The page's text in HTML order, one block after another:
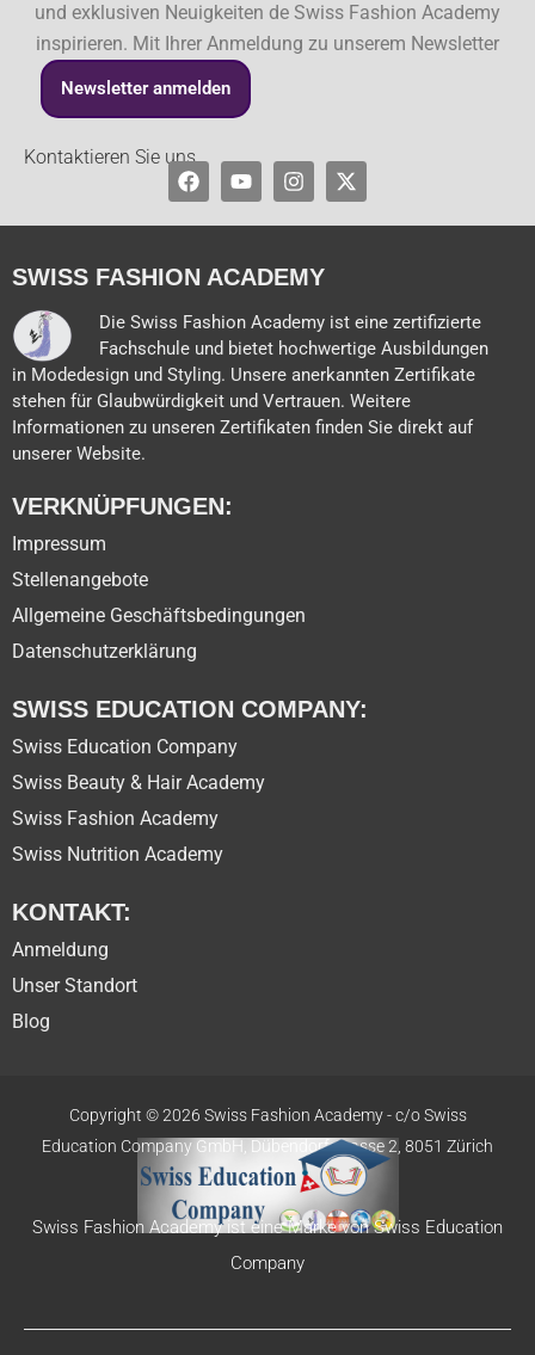
und exklusiven Neuigkeiten de Swiss Fashion Academy
inspirieren. Mit Ihrer Anmeldung zu unserem Newsletter
Newsletter anmelden
Kontaktieren Sie uns
FacebookYoutubeInstagram
X-
twitter
SWISS FASHION ACADEMY
Die Swiss Fashion Academy ist eine zertifizierte
Fachschule und bietet hochwertige Ausbildungen
in Modedesign und Styling. Unsere anerkannten Zertifikate
stehen für Glaubwürdigkeit und Vertrauen. Weitere
Informationen zu unseren Zertifikaten finden Sie direkt auf
unserer Website.
VERKNÜPFUNGEN:
Impressum
Stellenangebote
Allgemeine Geschäftsbedingungen
Datenschutzerklärung
SWISS EDUCATION COMPANY:
Swiss Education Company
Swiss Beauty & Hair Academy
Swiss Fashion Academy
Swiss Nutrition Academy
KONTAKT:
Anmeldung
Unser Standort
Blog
Copyright © 2026 Swiss Fashion Academy -c/o Swiss
Education Company GmbH, Dübendorfstrasse 2, 8051 Zürich
Swiss Fashion Academy ist eine Marke von Swiss Education
Company